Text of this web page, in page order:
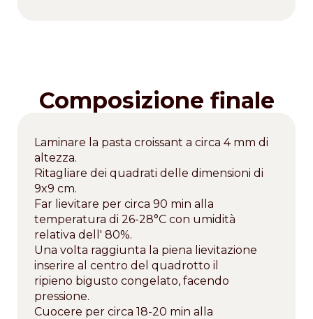
Composizione finale
Laminare la pasta croissant a circa 4 mm di
altezza.
Ritagliare dei quadrati delle dimensioni di
9x9 cm.
Far lievitare per circa 90 min alla
temperatura di 26-28°C con umidità
relativa dell' 80%.
Una volta raggiunta la piena lievitazione
inserire al centro del quadrotto il
ripieno bigusto congelato, facendo
pressione.
Cuocere per circa 18-20 min alla